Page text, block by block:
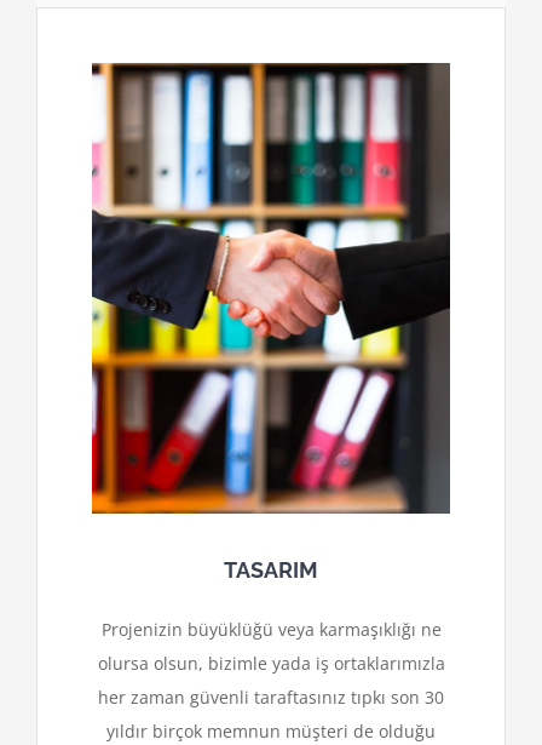
TASARIM
Projenizin büyüklüğü veya karmaşıklığı ne
olursa olsun, bizimle yada iş ortaklarımızla
her zaman güvenli taraftasınız tıpkı son 30
yıldır birçok memnun müşteri de olduğu